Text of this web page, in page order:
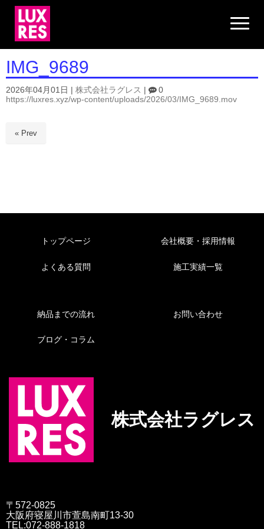
N
a
i
t
IMG_9689
2026年04月01日 株式会社ラグレス
0
https://luxres.xyz/wp-content/uploads/2026/03/IMG_9689.mov
« Prev
トップページ
よくある質問
会社概要・採用情報
施工実績一覧
納品までの流れ
ブログ・コラム
お問い合わせ
株式会社ラグレス
〒572-0825
大阪府寝屋川市萱島南町13-30
TEL:072-888-1818